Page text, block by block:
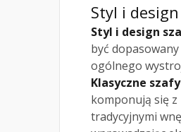
Styl i design
Styl i design
być
ogólnego
Klasyczne szafy
komponują się z
tradycyjnymi